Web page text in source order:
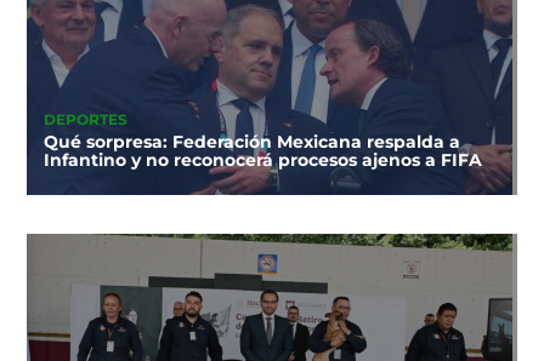
DEPORTES
Qué sorpresa: Federación Mexicana respalda a
Infantino y no reconocerá procesos ajenos a FIFA